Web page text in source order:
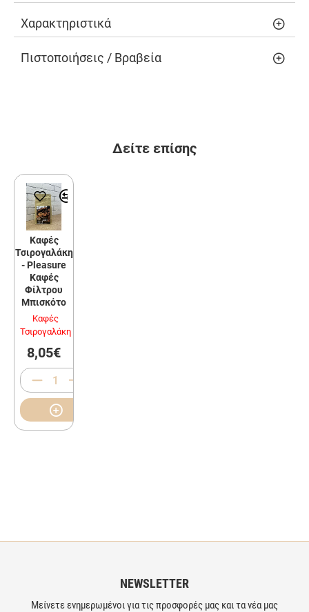
Χαρακτηριστικά
Πιστοποιήσεις / Βραβεία
Δείτε επίσης
Καφές
Τσιρογαλάκη
- Pleasure
Καφές
Φίλτρου
Μπισκότο
Καφές
Τσιρογαλάκη
8,05€
NEWSLETTER
Μείνετε ενημερωμένοι για τις προσφορές μας και τα νέα μας